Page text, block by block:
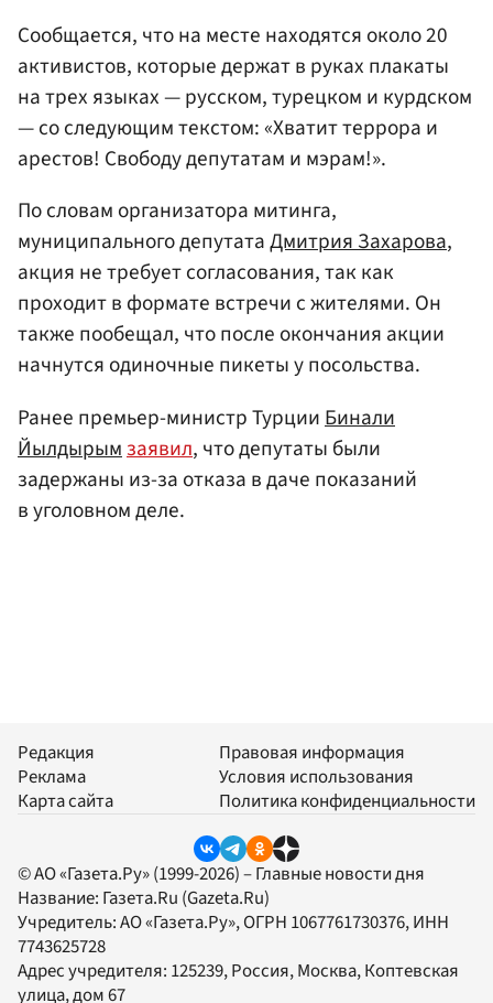
Сообщается, что на месте находятся около 20
активистов, которые держат в руках плакаты
на трех языках — русском, турецком и курдском
— со следующим текстом: «Хватит террора и
арестов! Свободу депутатам и мэрам!».
По словам организатора митинга,
муниципального депутатаДмитрия Захарова,
акция не требует согласования, так как
проходит в формате встречи с жителями. Он
также пообещал, что после окончания акции
начнутся одиночные пикеты у посольства.
Ранее премьер-министр Турции Бинали
Йылдырым заявил, что депутаты были
задержаны из-за отказа в даче показаний
в уголовном деле.
Редакция
Реклама
Карта сайта
Правовая информация
Условия использования
Политика конфиденциальности
© АО «Газета.Ру» (1999-2026) – Главные новости дня
Название: Газета.Ru (Gazeta.Ru)
Учредитель:АО «Газета.Ру», ОГРН 1067761730376, ИНН
7743625728
Адрес учредителя: 125239, Россия, Москва, Коптевская
улица, дом 67